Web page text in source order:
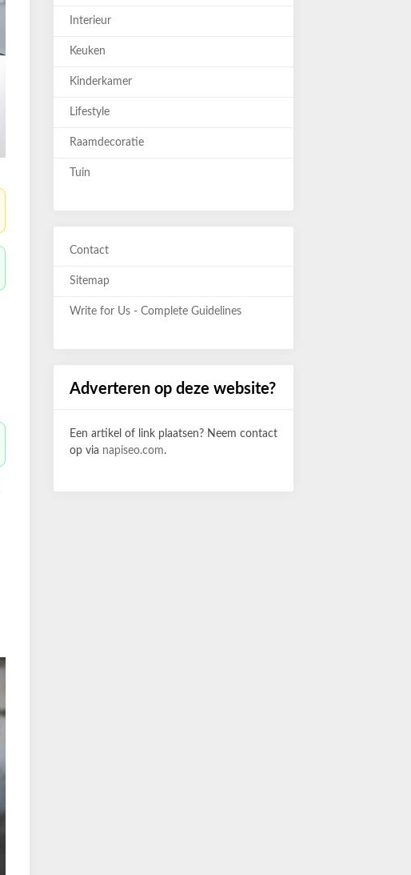
Interieur
Keuken
Kinderkamer
Lifestyle
Raamdecoratie
Tuin
Contact
Sitemap
Write for Us - Complete Guidelines
Adverteren op deze website?
Een artikel of link plaatsen? Neem contact
op via napiseo.com.